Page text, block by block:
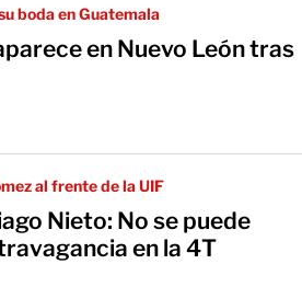
boda en Guatemala
en Nuevo León tras
al frente de la UIF
Nieto: No se puede
en la 4T